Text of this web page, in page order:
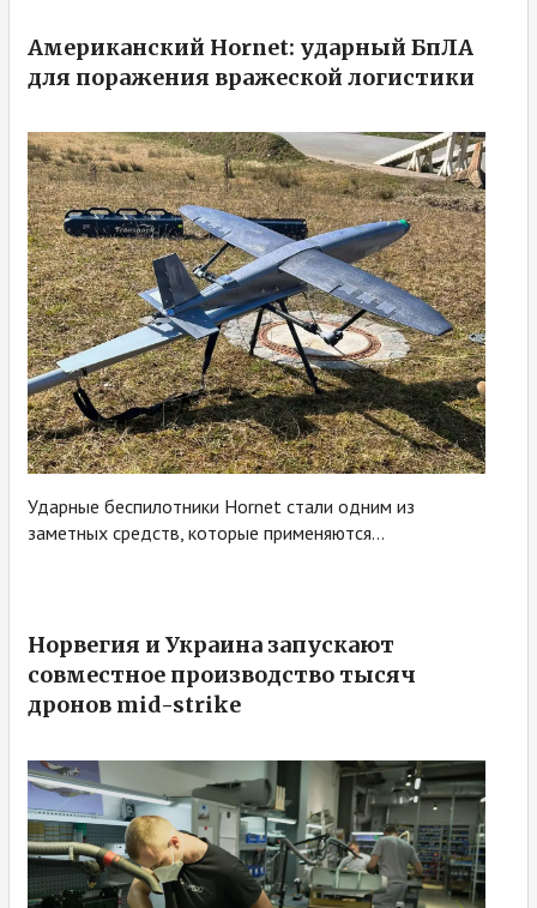
Американский Hornet: ударный БпЛА
для поражения вражеской логистики
Ударные беспилотники Hornet стали одним из
заметных средств, которые применяются...
Норвегия и Украина запускают
совместное производство тысяч
дронов mid-strike